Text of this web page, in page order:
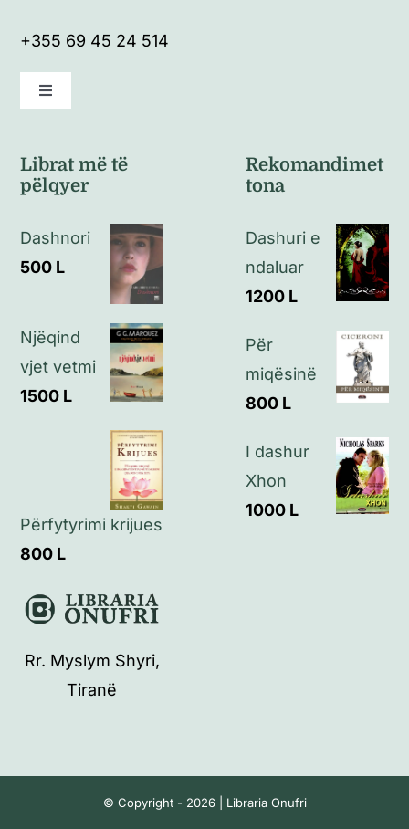
+355 69 45 24 514
Toggle
Politikat e kthimeve
Politikat e privatësisë
Librat më të
pëlqyer
Dashnori
500 L
Njëqind
vjet vetmi
1500 L
Përfytyrimi krijues
800 L
Rekomandimet
tona
Dashuri e
ndaluar
1200 L
Për
miqësinë
800 L
I dashur
Xhon
1000 L
Rr. Myslym Shyri,
Tiranë
© Copyright - 2026 | Libraria Onufri